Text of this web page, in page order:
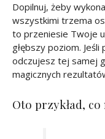
Dopilnuj, żeby
wszystkimi trzema
to przeniesie Twoje
głębszy poziom.
odczujesz tej samej
magicznych
Oto przykład,